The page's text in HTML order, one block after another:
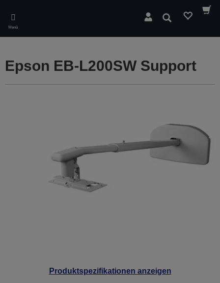
main
content
Menü
Suchen
Produktspezifikationen anzeigen
Epson EB-L200SW Support